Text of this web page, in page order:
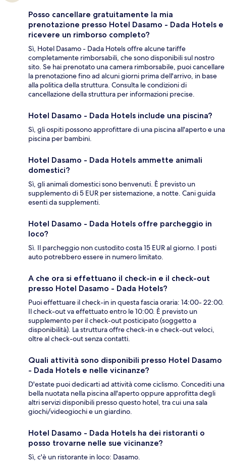
Posso cancellare gratuitamente la mia
prenotazione presso Hotel Dasamo - Dada Hotels e
ricevere un rimborso completo?
Sì, Hotel Dasamo - Dada Hotels offre alcune tariffe
completamente rimborsabili, che sono disponibili sul nostro
sito. Se hai prenotato una camera rimborsabile, puoi cancellare
la prenotazione fino ad alcuni giorni prima dell'arrivo, in base
alla politica della struttura. Consulta le condizioni di
cancellazione della struttura per informazioni precise.
Hotel Dasamo - Dada Hotels include una piscina?
Sì, gli ospiti possono approfittare di una piscina all'aperto e una
piscina per bambini.
Hotel Dasamo - Dada Hotels ammette animali
domestici?
Sì, gli animali domestici sono benvenuti. È previsto un
supplemento di 5 EUR per sistemazione, a notte. Cani guida
esenti da supplementi.
Hotel Dasamo - Dada Hotels offre parcheggio in
loco?
Sì. Il parcheggio non custodito costa 15 EUR al giorno. I posti
auto potrebbero essere in numero limitato.
A che ora si effettuano il check-in e il check-out
presso Hotel Dasamo - Dada Hotels?
Puoi effettuare il check-in in questa fascia oraria: 14:00- 22:00.
Il check-out va effettuato entro le 10:00. È previsto un
supplemento per il check-out posticipato (soggetto a
disponibilità). La struttura offre check-in e check-out veloci,
oltre al check-out senza contatti.
Quali attività sono disponibili presso Hotel Dasamo
- Dada Hotels e nelle vicinanze?
D'estate puoi dedicarti ad attività come ciclismo. Concediti una
bella nuotata nella piscina all'aperto oppure approfitta degli
altri servizi disponibili presso questo hotel, tra cui una sala
giochi/videogiochi e un giardino.
Hotel Dasamo - Dada Hotels ha dei ristoranti o
posso trovarne nelle sue vicinanze?
Sì, c'è un ristorante in loco: Dasamo.